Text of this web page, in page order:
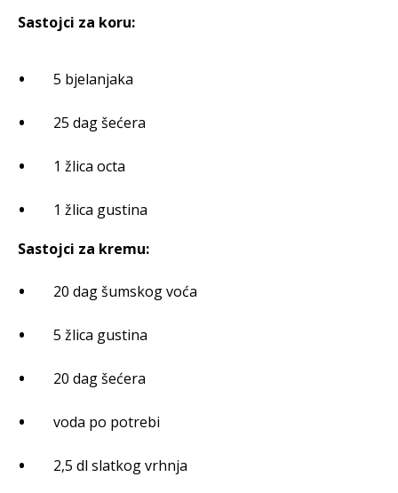
Sastojci za koru:
5 bjelanjaka
25 dag šećera
1 žlica octa
1 žlica gustina
Sastojci za kremu:
20 dag šumskog voća
5 žlica gustina
20 dag šećera
voda po potrebi
2,5 dl slatkog vrhnja